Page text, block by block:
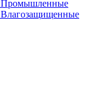
Промышленные
Влагозащищенные